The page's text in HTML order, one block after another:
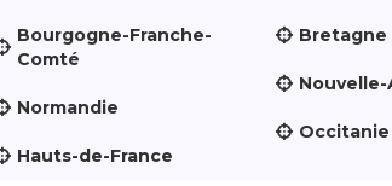
Bourgogne-Franche-
Comté
Normandie
Hauts-de-France
Bretagne
Occitanie